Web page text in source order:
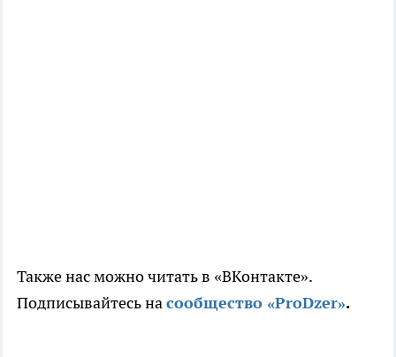
Также нас можно читать в «ВКонтакте».
Подписывайтесь насообщество «ProDzer».